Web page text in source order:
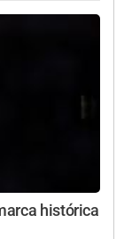
histórica